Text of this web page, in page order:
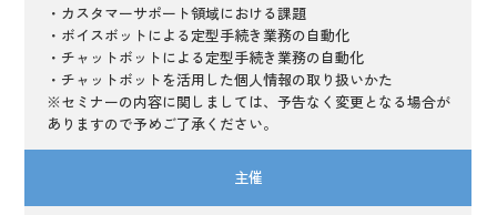
・カスタマーサポート領域における課題
・ボイスボットによる定型手続き業務の自動化
・チャットボットによる定型手続き業務の自動化
・チャットボットを活用した個人情報の取り扱いかた
※セミナーの内容に関しましては、予告なく変更となる場合が
ありますので予めご了承ください。
主催